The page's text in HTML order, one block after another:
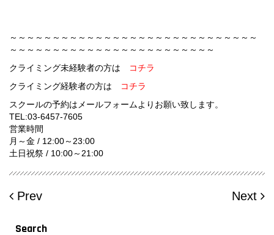
～～～～～～～～～～～～～～～～～～～～～～～～～～～～～
～～～～～～～～～～～～～～～～～～～～～～～～
クライミング未経験者の方は
コチラ
クライミング経験者の方は
コチラ
スクールの予約はメールフォームよりお願い致します。
TEL:03-6457-7605
営業時間
月～金 / 12:00～23:00
土日祝祭 / 10:00～21:00
Prev Next
Search